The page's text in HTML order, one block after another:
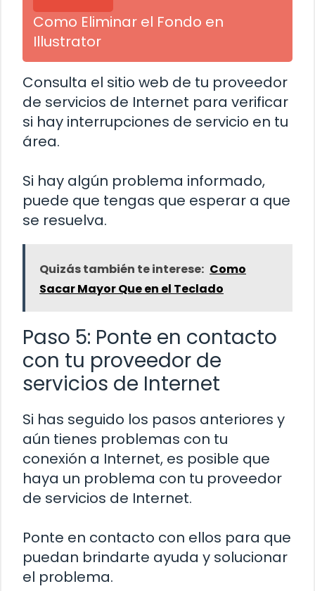
Como Eliminar el Fondo en
Illustrator
Consulta el sitio web de tu proveedor
de servicios de Internet para verificar
si hay interrupciones de servicio en tu
área.
Si hay algún problema informado,
puede que tengas que esperar a que
se resuelva.
Quizás también te interese: Como
Sacar Mayor Que en el Teclado
Paso 5: Ponte en contacto
con tu proveedor de
servicios de Internet
Si has seguido los pasos anteriores y
aún tienes problemas con tu
conexión a Internet, es posible que
haya un problema con tu proveedor
de servicios de Internet.
Ponte en contacto con ellos para que
puedan brindarte ayuda y solucionar
el problema.